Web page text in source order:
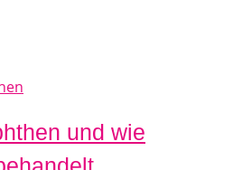
und wie